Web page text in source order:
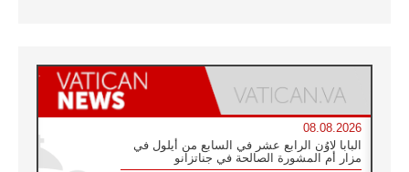
08.08.2026
البابا لاوُن الرابع عشر في السابع من أيلول في
مزار أم المشورة الصالحة في جناتزانو